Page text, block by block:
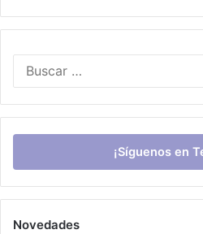
¡Síguenos en
Novedades